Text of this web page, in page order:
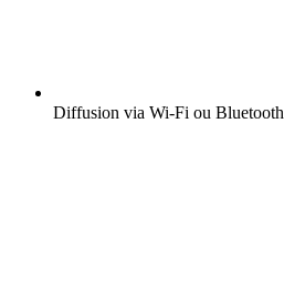
Diffusion via Wi-Fi ou Bluetooth